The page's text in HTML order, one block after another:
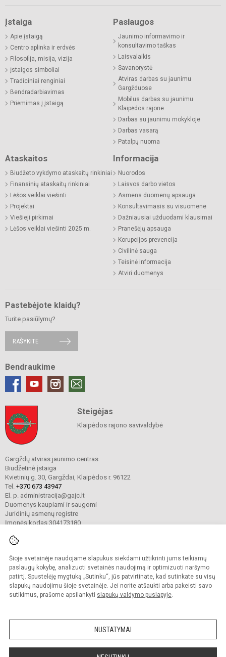
Šioje svetainėje naudojame slapukus siekdami užtikrinti jums teikiamų
paslaugų kokybę, analizuoti svetainės naudojimą ir optimizuoti naršymo
patirtį. Spustelėję mygtuką „Sutinku“, jūs patvirtinate, kad sutinkate su visų
slapukų naudojimu šioje svetainėje. Jei norite atšaukti arba pakeisti savo
sutikimus, prašome apsilankyti slapukų valdymo puslapyje.
NUSTATYMAI
Įstaiga
Apie įstaigą
Centro aplinka ir erdvės
Filosofija, misija, vizija
Įstaigos simboliai
Tradiciniai renginiai
Bendradarbiavimas
Priėmimas į įstaigą
Paslaugos
Jaunimo informavimo ir
konsultavimo taškas
Laisvalaikis
Savanorystė
Atviras darbas su jaunimu
Gargžduose
Mobilus darbas su jaunimu
Klaipėdos rajone
Darbas su jaunimu mokykloje
Darbas vasarą
Patalpų nuoma
Ataskaitos
Biudžeto vykdymo ataskaitų rinkiniai
Finansinių ataskaitų rinkiniai
Lėšos veiklai viešinti
Projektai
Viešieji pirkimai
Lėšos veiklai viešinti 2025 m.
Informacija
Nuorodos
Laisvos darbo vietos
Asmens duomenų apsauga
Konsultavimasis su visuomene
Dažniausiai užduodami klausimai
Pranešėjų apsauga
Korupcijos prevencija
Civilinė sauga
Teisinė informacija
Atviri duomenys
Pastebėjote klaidų?
Turite pasiūlymų?
RAŠYKITE
Bendraukime
Steigėjas
Klaipėdos rajono savivaldybė
Gargždų atviras jaunimo centras
Biudžetinė įstaiga
Kvietinių g. 30, Gargždai, Klaipėdos r. 96122
Tel. +370 673 43947
El. p. administracija@gajc.lt
Duomenys kaupiami ir saugomi
Juridinių asmenų registre
Įmonės kodas 304173180
© 2024. Gargždų atviras jaunimo centras. Visos teisės saugomos.
Kopijuoti turinį be raštiško įstaigos administracijos sutikimo griežtai draudžiama.
Prieinamumo paraiška Slapukų valdymas
Sumanus būdas atnaujinti